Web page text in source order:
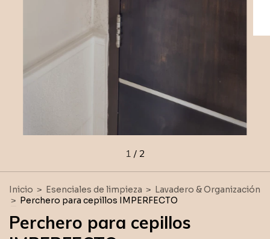
1 / 2
Inicio > Esenciales de limpieza > Lavadero & Organización
> Perchero para cepillos IMPERFECTO
Perchero para cepillos